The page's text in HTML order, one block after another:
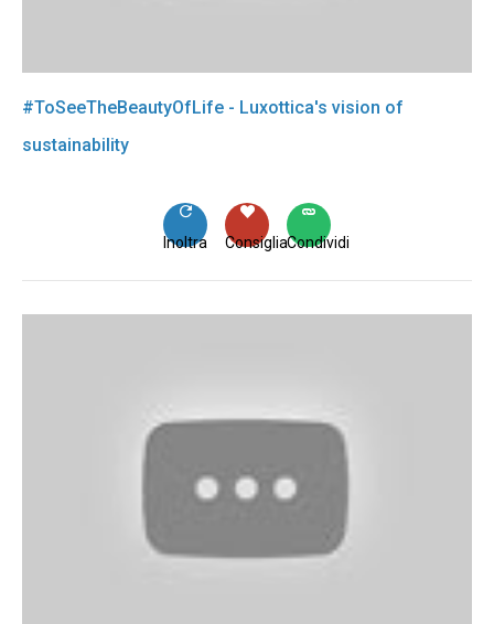
#ToSeeTheBeautyOfLife - Luxottica's vision of
sustainability
Condividi
Consiglia
Inoltra